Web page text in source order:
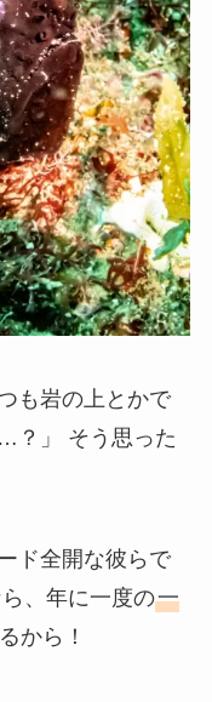
も岩の上とかで
？」 そう思った
ド全開な彼らで
、年に一度の一
から！